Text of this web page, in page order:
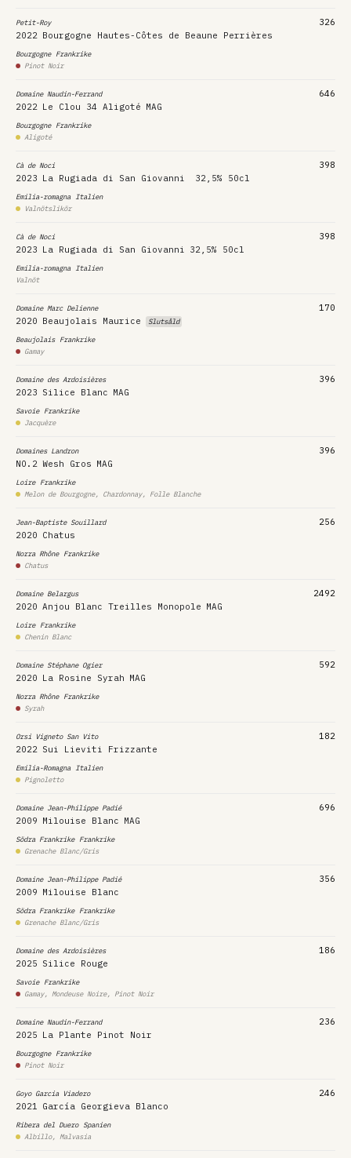
Petit-Roy
2022 Bourgogne Hautes-Côtes de Beaune Perrières
Bourgogne
Frankrike
Pinot Noir
326
Domaine Naudin-Ferrand
2022 Le Clou 34 Aligoté MAG
Bourgogne
Frankrike
Aligoté
646
Cà de Noci
2023 La Rugiada di San Giovanni 32,5% 50cl
Emilia-romagna Italien
Valnötslikör
398
Cà de Noci
2023 La Rugiada di San Giovanni 32,5% 50cl
Emilia-romagna Italien
Valnöt
398
Domaine Marc Delienne
2020 Beaujolais Maurice Slutsåld
Beaujolais
Frankrike
Gamay
170
Domaine des Ardoisières
2023 Silice Blanc MAG
Savoie
Frankrike
Jacquère
396
Domaines Landron
NO.2 Wesh Gros MAG
Loire
Frankrike
Melon de Bourgogne, Chardonnay, Folle Blanche
396
Jean-Baptiste Souillard
2020 Chatus
Norra Rhône
Frankrike
Chatus
256
Domaine Belargus
2020 Anjou Blanc Treilles Monopole MAG
Loire
Frankrike
Chenin Blanc
2492
Domaine Stéphane Ogier
2020 La Rosine Syrah MAG
Norra Rhône
Frankrike
Syrah
592
Orsi Vigneto San Vito
2022 Sui Lieviti Frizzante
Emilia-Romagna Italien
Pignoletto
182
Domaine Jean-Philippe Padié
2009 Milouise Blanc MAG
Södra Frankrike
Frankrike
Grenache Blanc/Gris
696
Domaine Jean-Philippe Padié
2009 Milouise Blanc
Södra Frankrike
Frankrike
Grenache Blanc/Gris
356
Domaine des Ardoisières
2025 Silice Rouge
Savoie
Frankrike
Gamay, Mondeuse Noire, Pinot Noir
186
Domaine Naudin-Ferrand
2025 La Plante Pinot Noir
Bourgogne
Frankrike
Pinot Noir
236
Goyo Garcia Viadero
2021 García Georgieva Blanco
Ribera del Duero
Spanien
Albillo, Malvasia
246